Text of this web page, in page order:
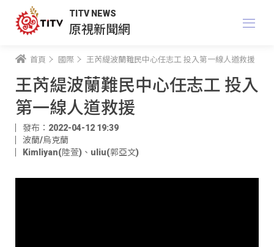
TITV NEWS
原視新聞網
首頁 國際 王芮緹波蘭難民中心任志工 投入第一線人道救援
王芮緹波蘭難民中心任志工 投入
第一線人道救援
發布：2022-04-12 19:39
波蘭/烏克蘭
Kimliyan(陸萱) 、 uliu(郭亞文)